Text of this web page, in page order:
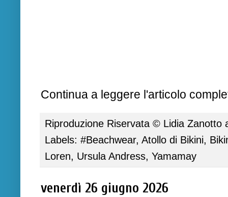
Continua a leggere l'articolo
Riproduzione Riservata © Lidia Zanotto
Labels: #Beachwear, Atollo di Bikini,
Loren, Ursula Andress, Yamamay
venerdì 26 giugno 2026